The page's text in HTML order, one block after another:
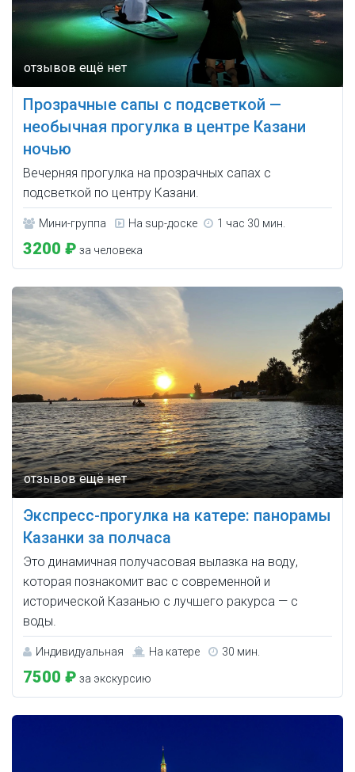
Прозрачные сапы с подсветкой —
необычная прогулка в центре Казани
ночью
Вечерняя прогулка на прозрачных сапах с
подсветкой по центру Казани.
Мини-группа На sup-доске 1 час 30 мин.
3200 ₽ за человека
Экспресс-прогулка на катере: панорамы
Казанки за полчаса
Это динамичная получасовая вылазка на воду,
которая познакомит вас с современной и
исторической Казанью с лучшего ракурса — с
воды.
Индивидуальная На катере 30 мин.
7500 ₽ за экскурсию